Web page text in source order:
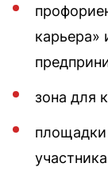
карьера»
зона для
площадки